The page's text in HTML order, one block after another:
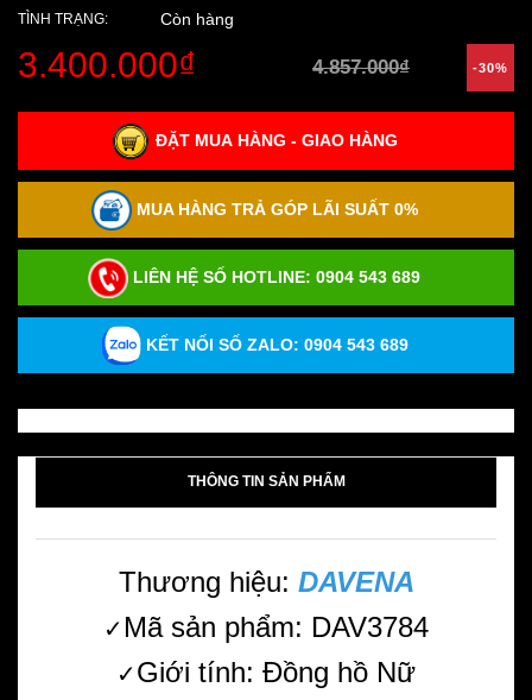
TÌNH TRẠNG: Còn hàng
3.400.000₫ 4.857.000₫ -30%
ĐẶT MUA HÀNG - GIAO HÀNG
MUA HÀNG TRẢ GÓP LÃI SUẤT 0%
LIÊN HỆ SỐ HOTLINE: 0904 543 689
KẾT NỐI SỐ ZALO: 0904 543 689
THÔNG TIN SẢN PHẨM
Thương hiệu: DAVENA
✓ Mã sản phẩm: DAV3784
✓Giới tính: Đồng hồ Nữ